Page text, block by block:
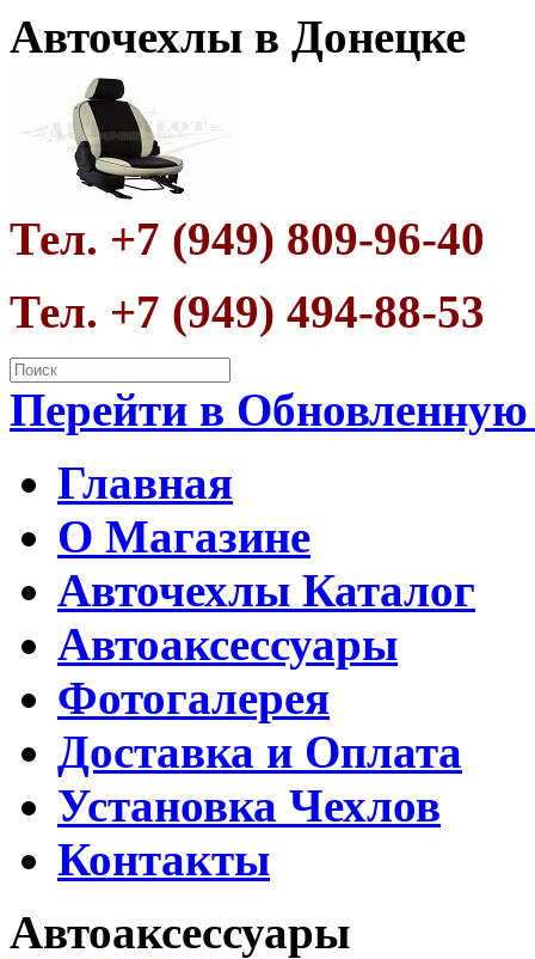
Авточехлы в Донецке
Тел. +7 (949) 809-96-40
Тел. +7 (949) 494-88-53
Перейти в
Главная
О Магазине
Авточехлы Каталог
Автоаксессуары
Фотогалерея
Доставка и Оплата
Установка Чехлов
Контакты
Автоаксессуары